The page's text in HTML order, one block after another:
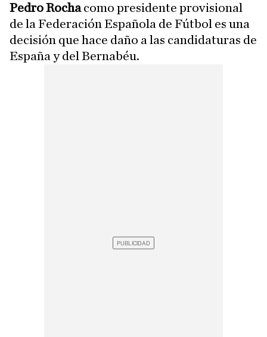
Pedro Rochacomo presidente provisional
de la Federación Española de Fútbol es una
decisión que hace daño a las candidaturas de
España y del Bernabéu.